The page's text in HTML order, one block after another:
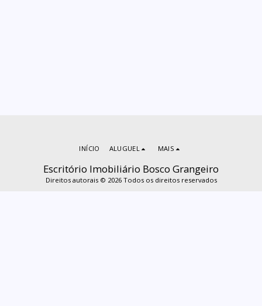
Escritório Imobiliário Bosco Grangeiro
Direitos autorais © 2026 Todos os direitos reservados
INÍCIO ALUGUEL MAIS